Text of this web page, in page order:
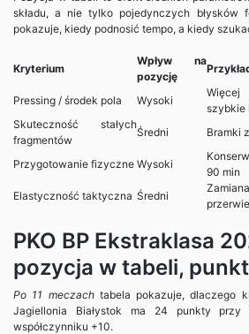
składu, a nie tylko pojedynczych błysków
pokazuje, kiedy podnosić tempo, a kiedy
Kryterium
Wpływ na
pozycję
Pressing / środek pola Wysoki
szybkie
Skuteczność stałych
fragmentów
Średni Bramki
Przygotowanie fizyczne Wysoki
90 min
Elastyczność taktyczna Średni
przerwie
PKO BP Ekstraklasa
pozycja w tabeli,
Po 11 meczachtabela pokazuje, dlaczego
Jagiellonia Białystok ma 24 punkty
współczynniku +10.